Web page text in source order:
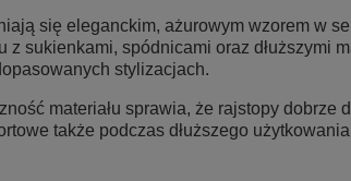
się eleganckim, ażurowym wzorem w
z sukienkami, spódnicami oraz dłuższymi
stylizacjach.
materiału sprawia, że rajstopy
także podczas dłuższego